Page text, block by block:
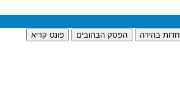
חדות בהירה הפסק הבהובים
פונט קריא